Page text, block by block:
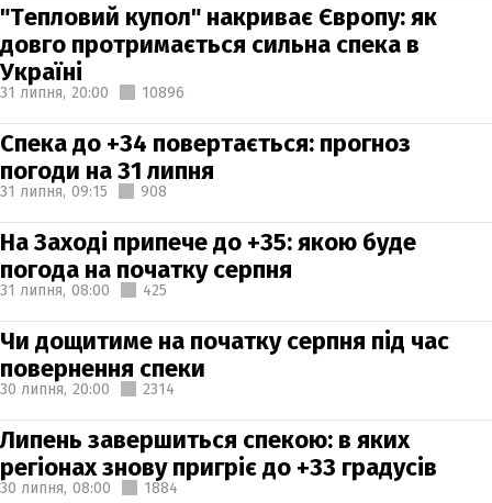
"Тепловий купол" накриває Європу: як
довго протримається сильна спека в
Україні
31 липня, 20:00 10896
Спека до +34 повертається: прогноз
погоди на 31 липня
31 липня, 09:15 908
На Заході припече до +35: якою буде
погода на початку серпня
31 липня, 08:00 425
Чи дощитиме на початку серпня під час
повернення спеки
30 липня, 20:00 2314
Липень завершиться спекою: в яких
регіонах знову пригріє до +33 градусів
30 липня, 08:00 1884